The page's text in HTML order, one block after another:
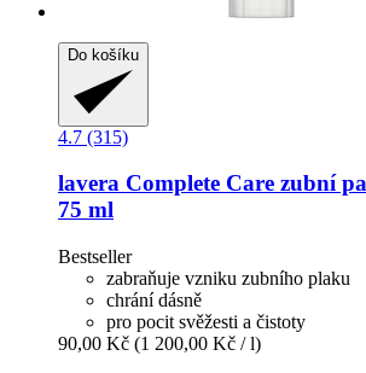
Do košíku
4.7 (315)
lavera Complete Care zubní
75 ml
Bestseller
zabraňuje vzniku zubního plaku
chrání dásně
pro pocit svěžesti a čistoty
90,00 Kč (1 200,00 Kč / l)